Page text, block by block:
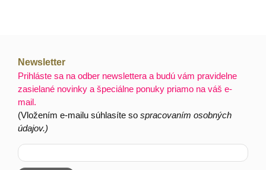
Newsletter
Prihláste sa na odber newslettera a budú vám pravidelne
zasielané novinky a špeciálne ponuky priamo na váš e-
mail.
(Vložením e-mailu súhlasíte sospracovaním osobných
údajov.)